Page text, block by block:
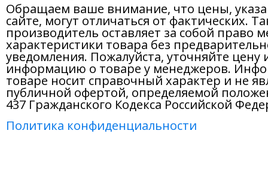
Обращаем ваше внимание, что цены,
сайте, могут отличаться от фактических.
производитель оставляет за собой право
характеристики товара без
уведомления. Пожалуйста, уточняйте цену
информацию о товаре у менеджеров.
товаре носит справочный характер и не
публичной офертой, определяемой
437 Гражданского Кодекса Российской
Политика конфиденциальности